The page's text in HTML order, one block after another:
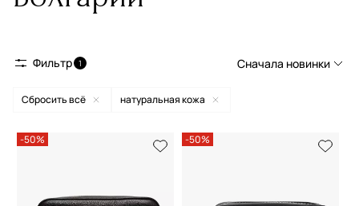
Фильтр 1 Сначала новинки
Сначала новинки
Сначала популярные
Сбросить всё натуральная кожа
-50% -50%